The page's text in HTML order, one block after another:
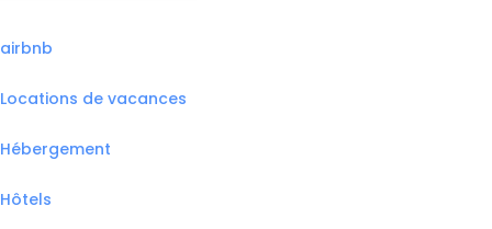
airbnb
Locations de vacances
Hébergement
Hôtels